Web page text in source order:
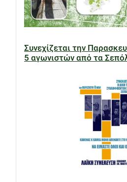
Συνεχίζεται την
5 αγωνιστών από τα